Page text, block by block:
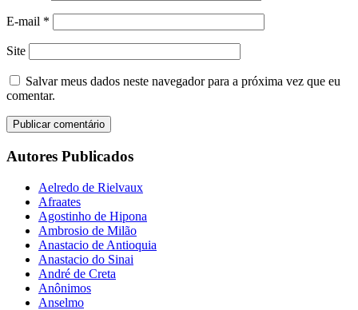
E-mail *
Site
Salvar meus dados neste navegador para a próxima vez que eu
comentar.
Autores Publicados
Aelredo de Rielvaux
Afraates
Agostinho de Hipona
Ambrosio de Milão
Anastacio de Antioquia
Anastacio do Sinai
André de Creta
Anônimos
Anselmo